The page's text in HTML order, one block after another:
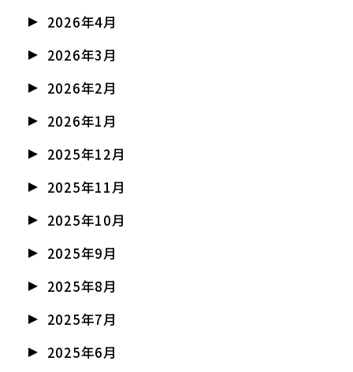
2026年4月
2026年3月
2026年2月
2026年1月
2025年12月
2025年11月
2025年10月
2025年9月
2025年8月
2025年7月
2025年6月